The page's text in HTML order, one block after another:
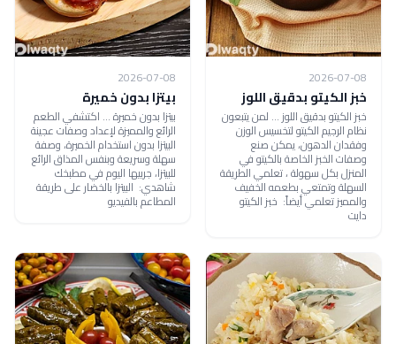
2026-07-08
خبز الكيتو بدقيق اللوز
خبز الكيتو بدقيق اللوز ... لمن يتبعون
نظام الرجيم الكيتو لتخسيس الوزن
وفقدان الدهون، يمكن صنع
وصفات الخبز الخاصة بالكيتو في
المنزل بكل سهولة ، تعلمي الطريقة
السهلة وتمتعي بطعمه الخفيف
والمميز تعلمي أيضاً: خبز الكيتو
دايت
2026-07-08
بيتزا بدون خميرة
بيتزا بدون خميرة ... اكتشفي الطعم
الرائع والمميزة لإعداد وصفات عجينة
البيتزا بدون استخدام الخميرة، وصفة
سهلة وسريعة وبنفس المذاق الرائع
للبيتزا، جربيها اليوم في مطبخك
شاهدي: البيتزا بالخضار على طريقة
المطاعم بالفيديو